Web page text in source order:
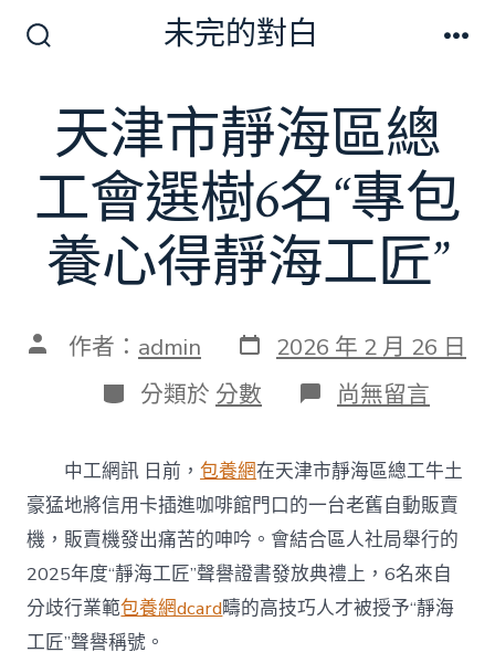
切
換
開
關
未完的對白
天津市靜海區總
工會選樹6名“專包
養心得靜海工匠”
文 作者： admin 發
表
日
期
2026 年 2 月 26 日
分
類
分類於 分數 在
〈天
市
靜
海
區
總
工
會
選
尚無留言
中工網訊 日前，包養網在天津市靜海區總工牛土
豪猛地將信用卡插進咖啡館門口的一台老舊自動販賣
機，販賣機發出痛苦的呻吟。會結合區人社局舉行的
2025年度“靜海工匠”聲譽證書發放典禮上，6名來自
分歧行業範包養網dcard疇的高技巧人才被授予“靜海
工匠”聲譽稱號。